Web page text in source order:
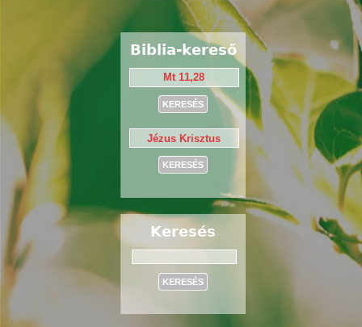
Biblia-kereső
Keresés